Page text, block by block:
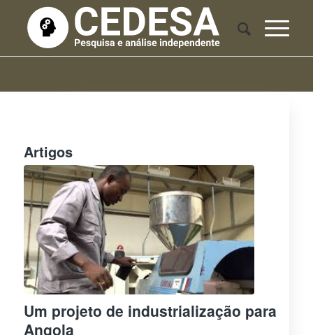
Artigos
Um projeto de industrialização para
Angola